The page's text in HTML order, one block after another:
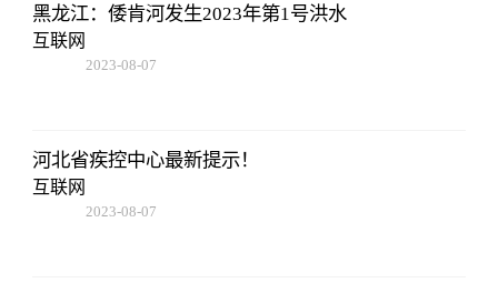
黑龙江：倭肯河发生2023年第1号洪水
互联网
2023-08-07
河北省疾控中心最新提示！
互联网
2023-08-07